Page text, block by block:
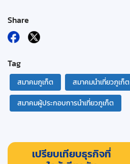
Share
Tag
สมาคมภูเก็ต สมาคมนำเที่ยวภูเก็ต
สมาคมผู้ประกอบการนำเที่ยวภูเก็ต
เปรียบเทียบธุรกิจที่